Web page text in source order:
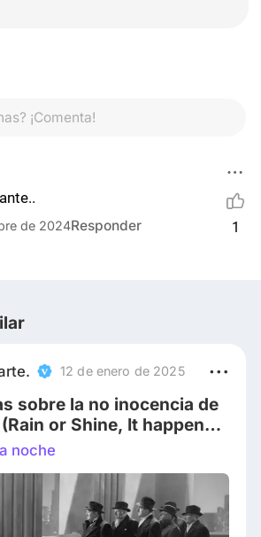
¡Comenta!
de 2024Responder 1
12 de enero de 2025
sobre la no inocencia de
or Shine, It happened
John Doe)
noche